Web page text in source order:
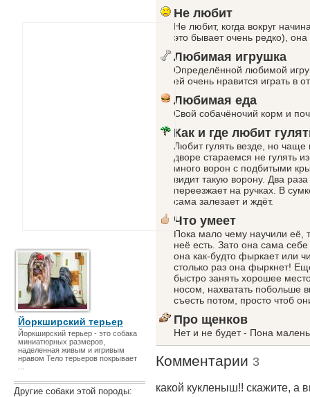
Йоркширский терьер
Йоркширский терьер - это собака
миниатюрных размеров,
наделенная живым и игривым
нравом Тело терьеров покрывает
Другие собаки этой породы:
Не любит
Не любит, когда вокруг
это бывает очень редко),
Любимая игрушка
Определённой любимой
ей очень нравится играть в
Любимая еда
Свой собачёночий корм и
Как и где любит
Любит гулять везде, но
дворе стараемся не гулять
много ворон с подбитыми
видит такую ворону. Два
переезжает на ручках. В
сама залезает и ждёт.
Что умеет
Пока мало чему научили её,
неё есть. Зато она сама
она как-будто фыркает или
столько раз она фыркнет!
быстро занять хорошее
носом, нахватать побольше
съесть потом, просто чтоб
Про щенков
Нет и не будет - Пона
Комментарии 3
какой кукленыш!! скажите, а